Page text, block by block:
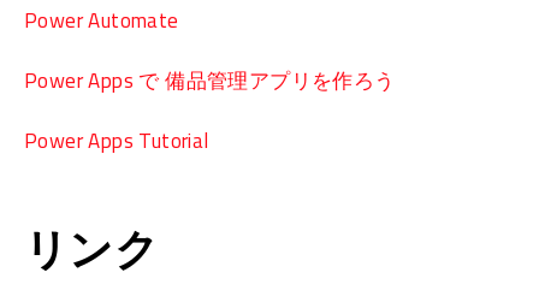
Power Automate
Power Apps で 備品管理アプリを作ろう
Power Apps Tutorial
リンク